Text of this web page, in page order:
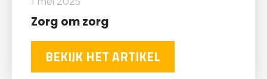
Zorg om zorg
BEKIJK HET ARTIKEL